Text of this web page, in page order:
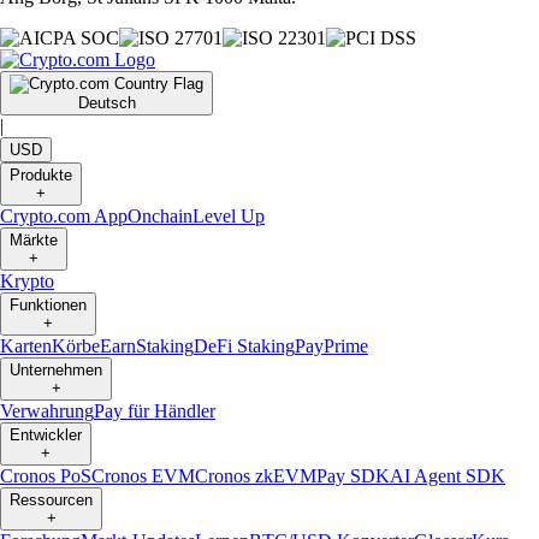
Deutsch
|
USD
Produkte
+
Crypto.com AppOnchainLevel Up
Märkte
+
Krypto
Funktionen
+
KartenKörbeEarnStakingDeFi StakingPayPrime
Unternehmen
+
VerwahrungPay für Händler
Entwickler
+
Cronos PoSCronos EVMCronos zkEVMPay SDKAI Agent SDK
Ressourcen
+